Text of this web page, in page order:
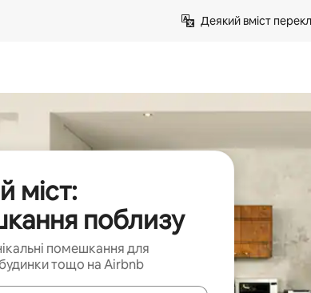
Деякий вміст
міст:
поблизу
помешкання для
тощо на Airbnb